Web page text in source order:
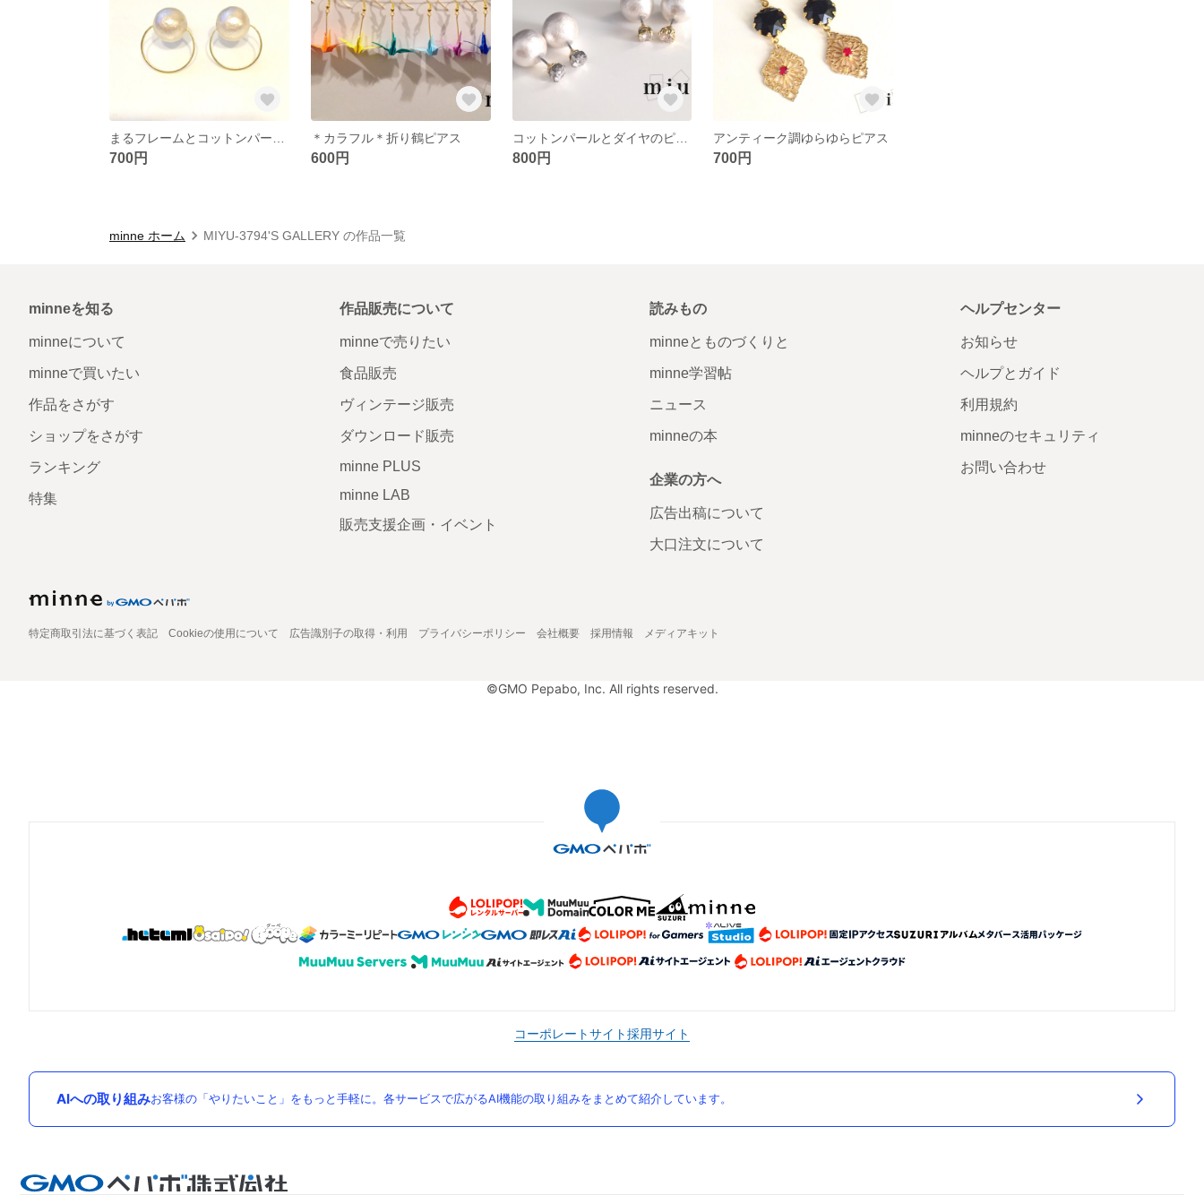
700円
＊カラフル＊折り鶴ピアス
600円
コットンパールとダイヤのピアス
800円
アンティーク調ゆらゆらピアス
700円
minne ホーム MIYU-3794'S GALLERY の作品一覧
minneを知る
minneについて
minneで買いたい
作品をさがす
ショップをさがす
ランキング
特集
作品販売について
minneで売りたい
食品販売
ヴィンテージ販売
ダウンロード販売
minne PLUS
minne LAB
販売支援企画・イベント
読みもの
minneとものづくりと
minne学習帖
ニュース
minneの本
企業の方へ
広告出稿について
大口注文について
ヘルプセンター
お知らせ
ヘルプとガイド
利用規約
minneのセキュリティ
お問い合わせ
特定商取引法に基づく表記 Cookieの使用について 広告識別子の取得・利用 プライバシーポリシー 会社概要 採用情報 メディアキット
©GMO Pepabo, Inc. All rights reserved.
コーポレートサイト採用サイト
AIへの取り組みお客様の「やりたいこと」をもっと手軽に。各サービスで広がるAI機能の取り組みをまとめて紹介しています。